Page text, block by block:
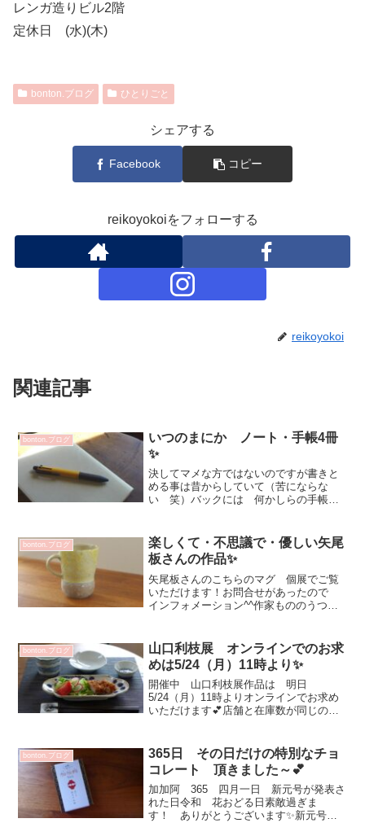
レンガ造りビル2階
定休日 (水)(木)
bonton.ブログ ひとりごと
シェアする
Facebook コピー
reikoyokoiをフォローする
reikoyokoi
関連記事
bonton.ブログ
いつのまにか ノート・手帳4冊
✨
決してマメな方ではないのですが書きと
める事は昔からしていて（苦にならな
い 笑）バックには 何かしらの手帳が
目）かなスマホに頼り過ぎると スケジ
ュール飛んじゃうから...
bonton.ブログ
楽しくて・不思議で・優しい矢尾
板さんの作品✨
矢尾板さんのこちらのマグ 個展でご覧
いただけます！お問合せがあったので
インフォメーション^^作家もののうつ
らだったと思います（遠い記憶）水分取
らない人いないもんね（笑...
bonton.ブログ
山口利枝展 オンラインでのお求
めは5/24（月）11時より✨
開催中 山口利枝展作品は 明日
5/24（月）11時よりオンラインでお求め
いただけます💕店舗と在庫数が同じの
迄 SOLD OUT表記となっていますが
クリックして中をご覧いた...
bonton.ブログ
365日 その日だけの特別なチョ
コレート 頂きました～💕
加加阿 365 四月一日 新元号が発表さ
れた日令和 花おどる日素敵過ぎま
す！ ありがとうございます✨新元号